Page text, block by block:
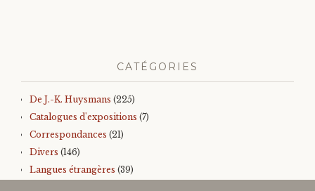
CATÉGORIES
De J.-K. Huysmans (225)
Catalogues d'expositions (7)
Correspondances (21)
Divers (146)
Langues étrangères (39)